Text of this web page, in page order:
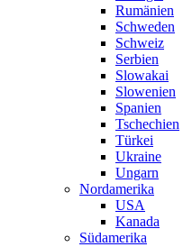
Rumänien
Schweden
Schweiz
Serbien
Slowakai
Slowenien
Spanien
Tschechien
Türkei
Ukraine
Ungarn
Nordamerika
USA
Kanada
Südamerika